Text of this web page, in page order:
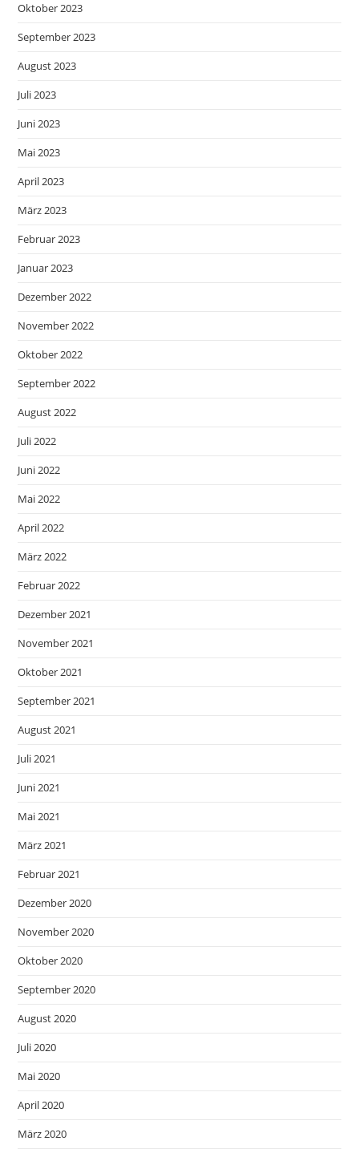
Oktober 2023
September 2023
August 2023
Juli 2023
Juni 2023
Mai 2023
April 2023
März 2023
Februar 2023
Januar 2023
Dezember 2022
November 2022
Oktober 2022
September 2022
August 2022
Juli 2022
Juni 2022
Mai 2022
April 2022
März 2022
Februar 2022
Dezember 2021
November 2021
Oktober 2021
September 2021
August 2021
Juli 2021
Juni 2021
Mai 2021
März 2021
Februar 2021
Dezember 2020
November 2020
Oktober 2020
September 2020
August 2020
Juli 2020
Mai 2020
April 2020
März 2020